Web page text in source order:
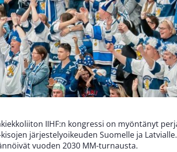
IIHF:n kongressi on myöntänyt
järjestelyoikeuden Suomelle ja
vuoden 2030 MM-turnausta.